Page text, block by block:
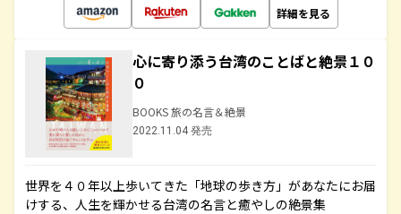
詳細を見る
心に寄り添う台湾のことばと絶景１０
０
BOOKS 旅の名言＆絶景
2022.11.04 発売
世界を４０年以上歩いてきた「地球の歩き方」があなたにお届
けする、人生を輝かせる台湾の名言と癒やしの絶景集